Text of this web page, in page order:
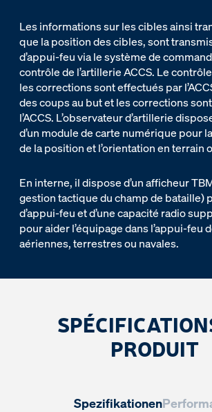
Les informations sur les cibles ainsi
que la position des cibles, sont
d’appui-feu via le système de
contrôle de l’artillerie ACCS. Le
les corrections sont effectués par
des coups au but et les corrections
l’ACCS. L’observateur d’artillerie
d’un module de carte numérique pour
de la position et l’orientation en terrain
En interne, il dispose d’un afficheur
gestion tactique du champ de bataille)
d’appui-feu et d’une capacité radio
pour aider l’équipage dans l’appui-feu
aériennes, terrestres ou navales.
PRODUIT
Spezifikationen